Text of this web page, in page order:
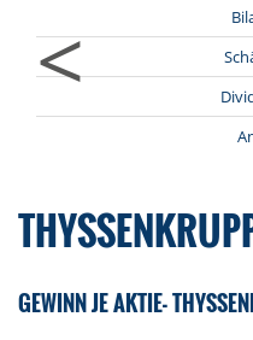
<
GEWINN JE AKTIE-